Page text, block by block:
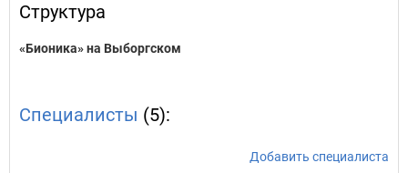
Структура
«Бионика» на Выборгском
Специалисты (5):
Добавить специалиста